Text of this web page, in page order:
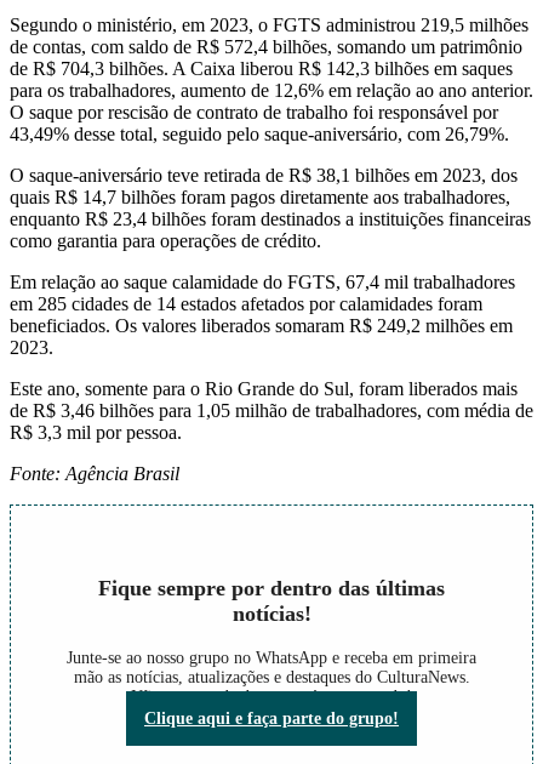
Segundo o ministério, em 2023, o FGTS administrou 219,5 milhões
de contas, com saldo de R$ 572,4 bilhões, somando um patrimônio
de R$ 704,3 bilhões. A Caixa liberou R$ 142,3 bilhões em saques
para os trabalhadores, aumento de 12,6% em relação ao ano anterior.
O saque por rescisão de contrato de trabalho foi responsável por
43,49% desse total, seguido pelo saque-aniversário, com 26,79%.
O saque-aniversário teve retirada de R$ 38,1 bilhões em 2023, dos
quais R$ 14,7 bilhões foram pagos diretamente aos trabalhadores,
enquanto R$ 23,4 bilhões foram destinados a instituições financeiras
como garantia para operações de crédito.
Em relação ao saque calamidade do FGTS, 67,4 mil trabalhadores
em 285 cidades de 14 estados afetados por calamidades foram
beneficiados. Os valores liberados somaram R$ 249,2 milhões em
2023.
Este ano, somente para o Rio Grande do Sul, foram liberados mais
de R$ 3,46 bilhões para 1,05 milhão de trabalhadores, com média de
R$ 3,3 mil por pessoa.
Fonte: Agência Brasil
Fique sempre por dentro das últimas
notícias!
Junte-se ao nosso grupo no WhatsApp e receba em primeira
mão as notícias, atualizações e destaques do CulturaNews.
Não perca nada do que está acontecendo!
Clique aqui e faça parte do grupo!